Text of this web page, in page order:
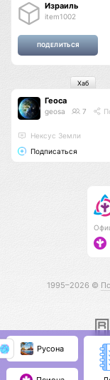
Израиль
item1002
Геоса
geosa 7
Нексус Земли
Подписаться
Хаб
1995–2026 ©
Русона